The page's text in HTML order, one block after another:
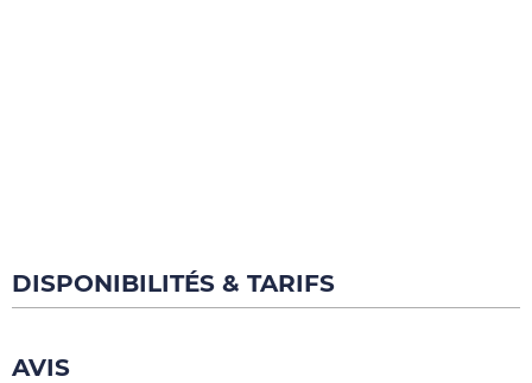
DISPONIBILITÉS & TARIFS
AVIS